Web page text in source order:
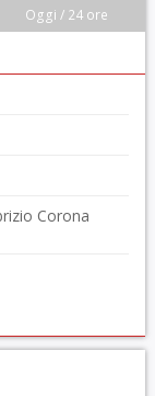
Oggi / 24 ore
Corona